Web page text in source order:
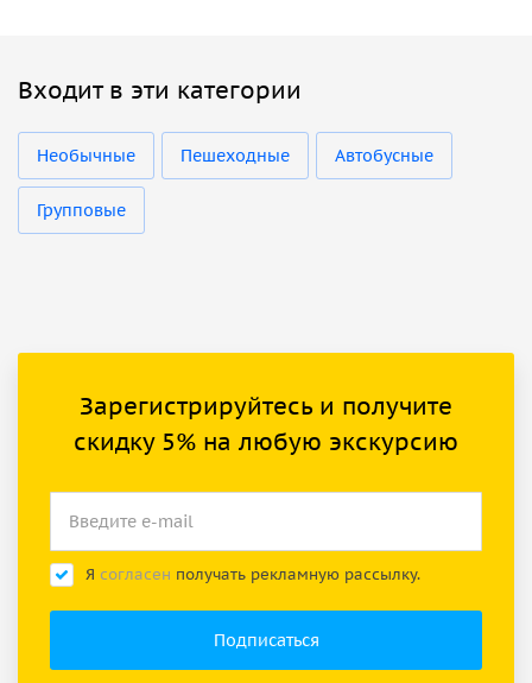
Входит в эти категории
Необычные Пешеходные Автобусные
Групповые
Зарегистрируйтесь и получите
скидку 5% на любую экскурсию
Я согласен получать рекламную рассылку.